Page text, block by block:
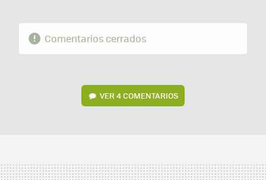
Comentarios cerrados
VER4 COMENTARIOS